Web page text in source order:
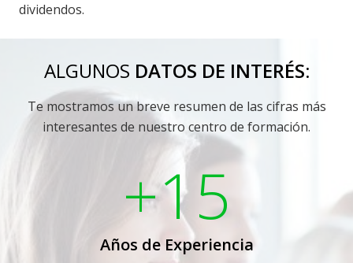
dividendos.
ALGUNOS DATOS DE INTERÉS:
Te mostramos un breve resumen de las cifras más
interesantes de nuestro centro de formación.
+15
Años de Experiencia